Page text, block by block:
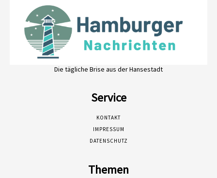
Die tägliche Brise aus der Hansestadt
Service
KONTAKT
IMPRESSUM
DATENSCHUTZ
Themen